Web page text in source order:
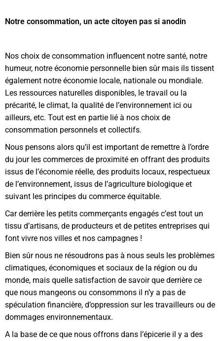
Notre consommation, un acte citoyen pas si anodin
Nos choix de consommation influencent notre santé, notre
humeur, notre économie personnelle bien sûr mais ils tissent
également notre économie locale, nationale ou mondiale.
Les ressources naturelles disponibles, le travail ou la
précarité, le climat, la qualité de l’environnement ici ou
ailleurs, etc. Tout est en partie lié à nos choix de
consommation personnels et collectifs.
Nous pensons alors qu’il est important de remettre à l’ordre
du jour les commerces de proximité en offrant des produits
issus de l’économie réelle, des produits locaux, respectueux
de l’environnement, issus de l’agriculture biologique et
suivant les principes du commerce équitable.
Car derrière les petits commerçants engagés c’est tout un
tissu d’artisans, de producteurs et de petites entreprises qui
font vivre nos villes et nos campagnes !
Bien sûr nous ne résoudrons pas à nous seuls les problèmes
climatiques, économiques et sociaux de la région ou du
monde, mais quelle satisfaction de savoir que derrière ce
que nous mangeons ou consommons il n’y a pas de
spéculation financière, d’oppression sur les travailleurs ou de
dommages environnementaux.
A la base de ce que nous offrons dans l’épicerie il y a des